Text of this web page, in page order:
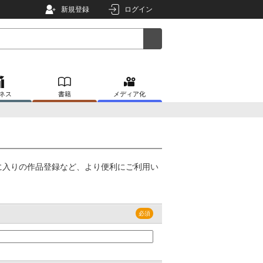
新規登録 ログイン
ス 書籍 メディア化
りの作品登録など、より便利にご利用い